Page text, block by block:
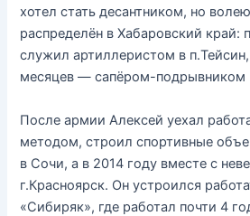
хотел стать десантником, но
распределён в Хабаровский край:
служил артиллеристом в
месяцев — сапёром-подрывником
После армии Алексей уехал
методом, строил спортивные
в Сочи, а в 2014 году вместе с
г.Красноярск. Он устроился
«Сибиряк», где работал почти 4